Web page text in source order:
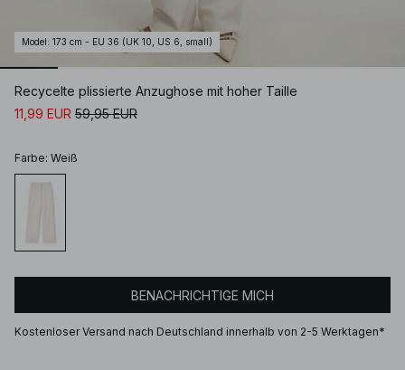
Model : 173 cm - EU 36 (UK 10, US 6, small)
Recycelte plissierte Anzughose mit hoher Taille
11,99 EUR 59,95 EUR
Farbe: Weiß
BENACHRICHTIGE MICH
Kostenloser Versand nach Deutschland innerhalb von 2-5 Werktagen*